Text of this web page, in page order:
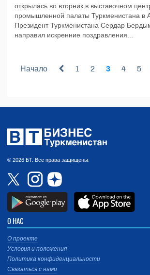
открылась во вторник в выставочном
промышленной палаты Туркменистана в
Президент Туркменистана Сердар
направил искренние поздравления...
Начало 1 2 3 4 5
© 2026 БТ. Все права защищены.
О НАС
О проекте
Условия и положения
Политика конфиденциальности
Связаться с нами